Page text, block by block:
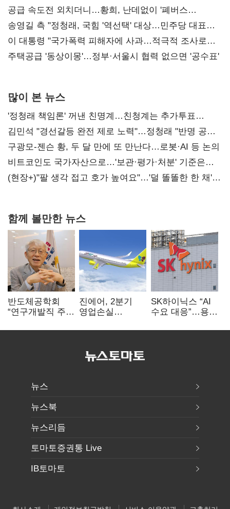
사과부터"
공급 속도전 외치더니…황희, 난데없이 '폐버스
리모델링' 제안
송영길 측 "정청래, 국힘 '역선택' 대상…민주당 대표로
총선 지휘 못해"
이 대통령 "국가폭력 피해자에 사과…적극적 조사로
진실 밝혀야"
주택공급 '동상이몽'…정부·서울시 협력 없으면 '공수표'
많이 본 뉴스
'정청래 책임론' 꺼낸 친명계…친청계는 추가투표
때리기
김민석 "경선갈등 완전 제로 노력"…정청래 "반명 공세
사과부터"
구광모-젠슨 황, 두 달 만에 또 만난다…로봇·AI 등 논의
비트코인도 국가자산으로…'보관·평가·처분' 기준은
숙제
(현장+)"팔 생각 접고 호가 높여요"…'덜 똘똘한 한 채'
함께 볼만한 뉴스
반도체공학회
“연구개발직 주
개선해야”
진에어, 2분기
영업손실
상승 여파
SK하이닉스 “AI
수요 대응”…용인
투자
뉴스
뉴스북
뉴스리듬
토마토증권통 Live
IB토마토